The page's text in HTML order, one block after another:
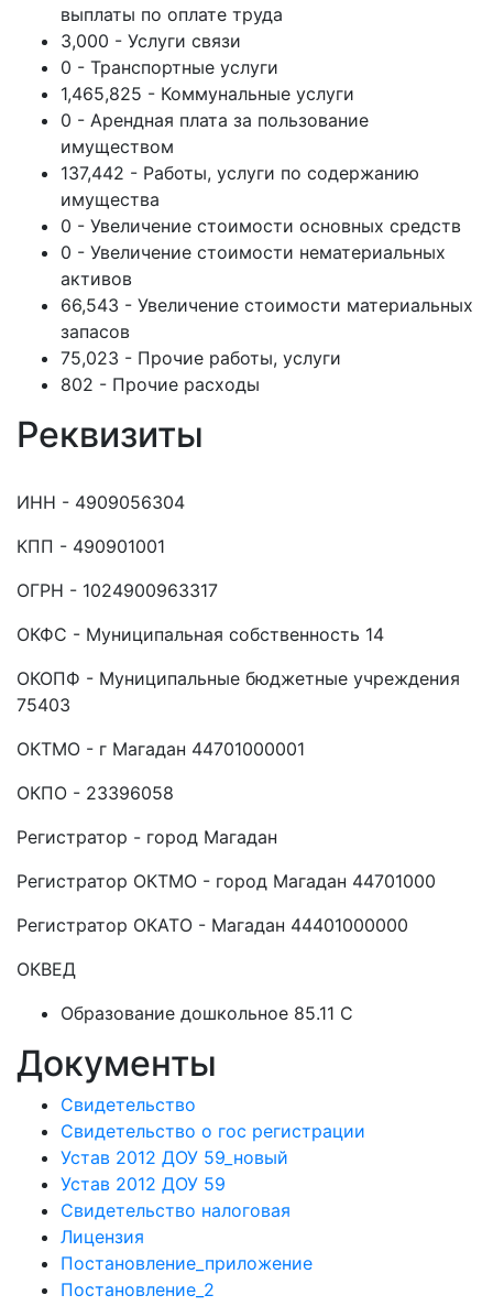
выплаты по оплате труда
3,000 - Услуги связи
0 - Транспортные услуги
1,465,825 - Коммунальные услуги
0 - Арендная плата за пользование
имуществом
137,442 - Работы, услуги по содержанию
имущества
0 - Увеличение стоимости основных средств
0 - Увеличение стоимости нематериальных
активов
66,543 - Увеличение стоимости материальных
запасов
75,023 - Прочие работы, услуги
802 - Прочие расходы
Реквизиты
ИНН - 4909056304
КПП - 490901001
ОГРН - 1024900963317
ОКФС - Муниципальная собственность 14
ОКОПФ - Муниципальные бюджетные учреждения
75403
ОКТМО - г Магадан 44701000001
ОКПО - 23396058
Регистратор - город Магадан
Регистратор ОКТМО - город Магадан 44701000
Регистратор ОКАТО - Магадан 44401000000
ОКВЕД
Образование дошкольное 85.11 C
Документы
Свидетельство
Свидетельство о гос регистрации
Устав 2012 ДОУ 59_новый
Устав 2012 ДОУ 59
Свидетельство налоговая
Лицензия
Постановление_приложение
Постановление_2